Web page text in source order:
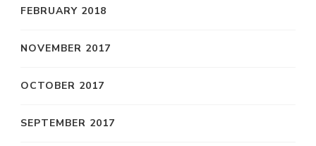
FEBRUARY 2018
NOVEMBER 2017
OCTOBER 2017
SEPTEMBER 2017